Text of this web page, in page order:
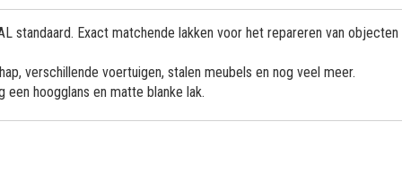
standaard. Exact matchende lakken voor het repareren van objecten
verschillende voertuigen, stalen meubels en nog veel meer.
hoogglans en matte blanke lak.